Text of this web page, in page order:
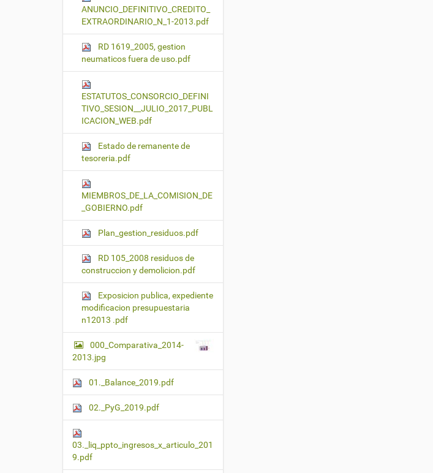
ANUNCIO_DEFINITIVO_CREDITO_
EXTRAORDINARIO_N_1-2013.pdf
RD 1619_2005, gestion
neumaticos fuera de uso.pdf
ESTATUTOS_CONSORCIO_DEFINI
TIVO_SESION__JULIO_2017_PUBL
ICACION_WEB.pdf
Estado de remanente de
tesoreria.pdf
MIEMBROS_DE_LA_COMISION_DE
_GOBIERNO.pdf
Plan_gestion_residuos.pdf
RD 105_2008 residuos de
construccion y demolicion.pdf
Exposicion publica, expediente
modificacion presupuestaria
n12013 .pdf
000_Comparativa_2014-
2013.jpg
01._Balance_2019.pdf
02._PyG_2019.pdf
03._liq_ppto_ingresos_x_articulo_201
9.pdf